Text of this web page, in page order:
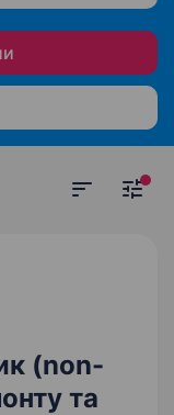
(non-
та